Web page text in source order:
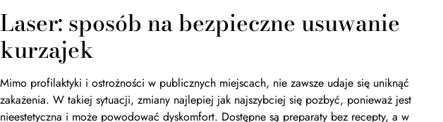
Laser: sposób na bezpieczne usuwanie
kurzajek
Mimo profilaktyki i ostrożności w publicznych miejscach, nie zawsze udaje się uniknąć
zakażenia. W takiej sytuacji, zmiany najlepiej jak najszybciej się pozbyć, ponieważ jest
nieestetyczna i może powodować dyskomfort. Dostępne są preparaty bez recepty, a w